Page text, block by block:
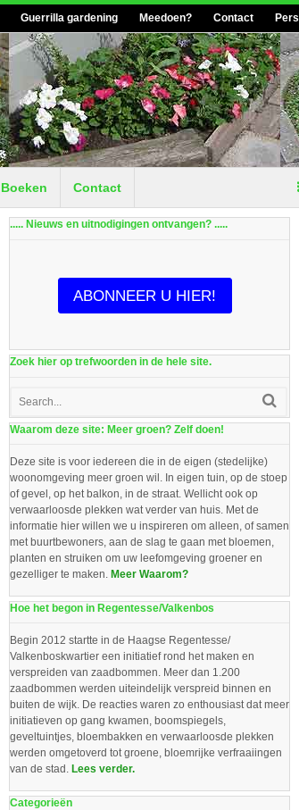
Guerrilla gardening Meedoen? Contact Pers
Boeken Contact
..... Nieuws en uitnodigingen ontvangen? .....
ABONNEER U HIER!
Zoek hier op trefwoorden in de hele site.
Waarom deze site: Meer groen? Zelf doen!
Deze site is voor iedereen die in de eigen (stedelijke)
woonomgeving meer groen wil. In eigen tuin, op de stoep
of gevel, op het balkon, in de straat. Wellicht ook op
verwaarloosde plekken wat verder van huis. Met de
informatie hier willen we u inspireren om alleen, of samen
met buurtbewoners, aan de slag te gaan met bloemen,
planten en struiken om uw leefomgeving groener en
gezelliger te maken. Meer Waarom?
Hoe het begon in Regentesse/Valkenbos
Begin 2012 startte in de Haagse Regentesse/
Valkenboskwartier een initiatief rond het maken en
verspreiden van zaadbommen. Meer dan 1.200
zaadbommen werden uiteindelijk verspreid binnen en
buiten de wijk. De reacties waren zo enthousiast dat meer
initiatieven op gang kwamen, boomspiegels,
geveltuintjes, bloembakken en verwaarloosde plekken
werden omgetoverd tot groene, bloemrijke verfraaiingen
van de stad. Lees verder.
Categorieën